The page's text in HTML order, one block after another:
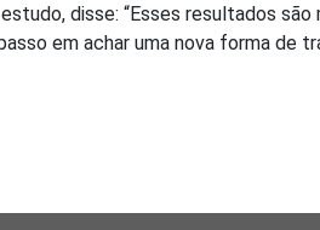
disse: “Esses resultados
em achar uma nova forma de